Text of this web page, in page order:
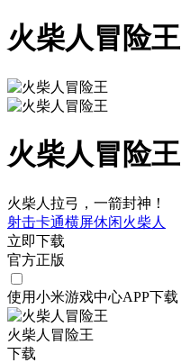
火柴人冒险王
火柴人冒险王
火柴人拉弓，一箭封神！
射击卡通横屏休闲火柴人
立即下载
官方正版
使用小米游戏中心APP下载
火柴人冒险王
下载